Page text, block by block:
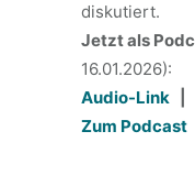
diskutiert.
Jetzt als
16.01.2026):
Audio-Link
Zum Podcast